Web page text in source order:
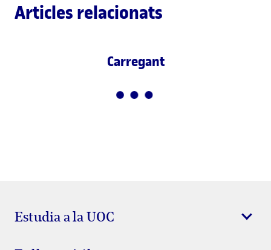
Articles relacionats
Carregant
Estudia a la UOC